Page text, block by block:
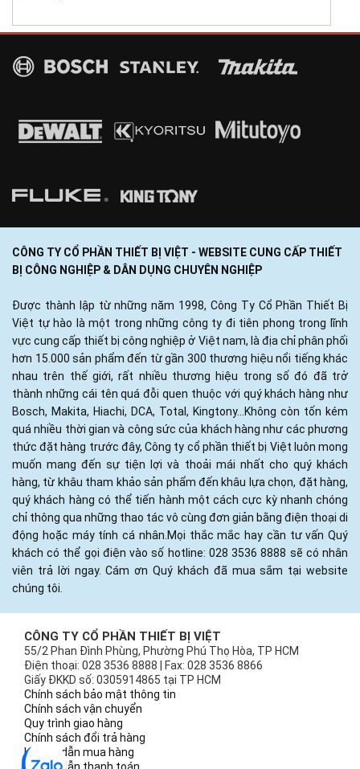
CÔNG TY CỔ PHẦN THIẾT BỊ VIỆT - WEBSITE CUNG CẤP THIẾT
BỊ CÔNG NGHIỆP & DÂN DỤNG CHUYÊN NGHIỆP
Được thành lập từ những năm 1998, Công Ty Cổ Phần Thiết Bị
Việt tự hào là một trong những công ty đi tiên phong trong lĩnh
vực cung cấp thiết bị công nghiệp ở Việt nam, là địa chỉ phân phối
hơn 15.000 sản phẩm đến từ gần 300 thương hiệu nổi tiếng khác
nhau trên thế giới, rất nhiều thương hiệu trong số đó đã trở
thành những cái tên quá đỗi quen thuộc với quý khách hàng như
Bosch, Makita, Hiachi, DCA, Total, Kingtony...Không còn tốn kém
quá nhiều thời gian và công sức của khách hàng như các phương
thức đặt hàng trước đây, Công ty cổ phần thiết bị Việt luôn mong
muốn mang đến sự tiện lợi và thoải mái nhất cho quý khách
hàng, từ khâu tham khảo sản phẩm đến khâu lựa chọn, đặt hàng,
quý khách hàng có thể tiến hành một cách cực kỳ nhanh chóng
chỉ thông qua những thao tác vô cùng đơn giản bằng điện thoại di
động hoặc máy tính cá nhân.Mọi thắc mắc hay cần tư vấn Quý
khách có thể gọi điện vào số hotline: 028 3536 8888 sẽ có nhân
viên trả lời ngay. Cám ơn Quý khách đã mua sắm tại website
chúng tôi.
CÔNG TY CỔ PHẦN THIẾT BỊ VIỆT
55/2 Phan Đình Phùng, Phường Phú Thọ Hòa, TP HCM
Điện thoại: 028 3536 8888 | Fax: 028 3536 8866
Giấy ĐKKD số: 0305914865 tại TP HCM
Chính sách bảo mật thông tin
Chính sách vận chuyển
Quy trình giao hàng
Chính sách đổi trả hàng
Hướng dẫn mua hàng